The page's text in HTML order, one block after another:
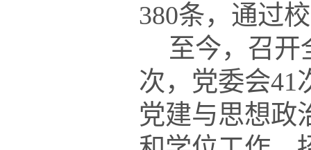
380条，通过
至今，召
次，党委会41
党建与思想政